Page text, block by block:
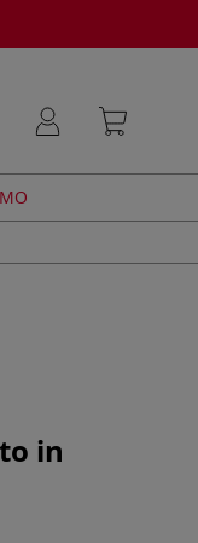
in